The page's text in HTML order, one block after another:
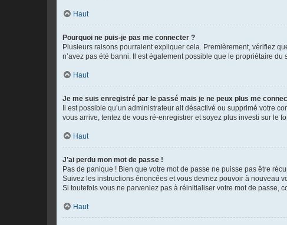
Haut
Pourquoi ne puis-je pas me connecter ?
Plusieurs raisons pourraient expliquer cela. Premièrement, vérifiez
n’avez pas été banni. Il est également possible que le propriétaire
Haut
Je me suis enregistré par le passé mais je ne peux plus me
Il est possible qu’un administrateur ait désactivé ou supprimé votre
vous arrive, tentez de vous ré-enregistrer et soyez plus investi sur le
Haut
J’ai perdu mon mot de passe !
Pas de panique ! Bien que votre mot de passe ne puisse pas être
Suivez les instructions énoncées et vous devriez pouvoir à nouveau
Si toutefois vous ne parveniez pas à réinitialiser votre mot de passe,
Haut